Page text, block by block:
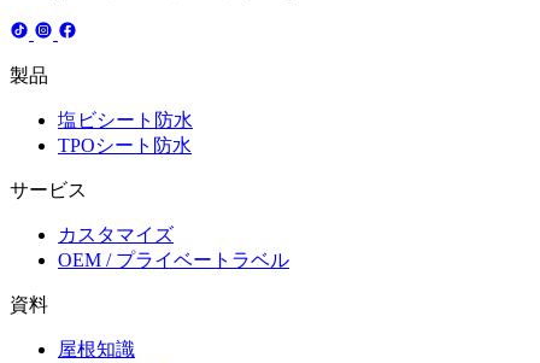
製品
塩ビシート防水
TPOシート防水
サービス
カスタマイズ
OEM / プライベートラベル
資料
屋根知識